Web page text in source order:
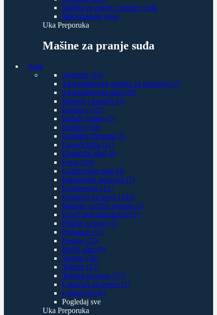
Mašine za pranje i sušenje veša
Mikrotalasne rerne
Uka Preporuka
Mašine za pranje suđa
Alati
Agregati (16)
Akumulatorske mašine za poliranje (2)
Akumulatorski alati (26)
Baterije i punjači (3)
Brusilice (22)
Bušači zemlje (5)
Bušilice (38)
Dodatna Oprema (5)
Duvači lišća (11)
Električni alati (8)
Freze (18)
Građevinski alati (4)
Industrijski usisivači (7)
Kompresori (12)
Kosačice za travu (132)
Makaze za živu ogradu (1)
Perači pod pritiskom (17)
Pištolji za boju (5)
Prskalice (11)
Pumpe (22)
Ručni alati (9)
Testere (76)
Trimeri (27)
Trimeri za travu (37)
Usisivači za pepeo (2)
Usitnjivači (6)
Pogledaj sve
Uka Preporuka